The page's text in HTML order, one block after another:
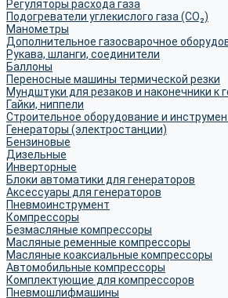
Регуляторы расхода газа
Подогреватели углекислого газа (CO₂)
Манометры
Дополнительное газосварочное
Рукава, шланги, соединители
Баллоны
Переносные машины термической резки
Мундштуки для резаков и наконечники к
Гайки, ниппели
Строительное оборудование и
Генераторы (электростанции)
Бензиновые
Дизельные
Инверторные
Блоки автоматики для генераторов
Аксессуары для генераторов
Пневмоинструмент
Компрессоры
Безмасляные компрессоры
Масляные ременные компрессоры
Масляные коаксиальные компрессоры
Автомобильные компрессоры
Комплектующие для компрессоров
Пневмошлифмашины